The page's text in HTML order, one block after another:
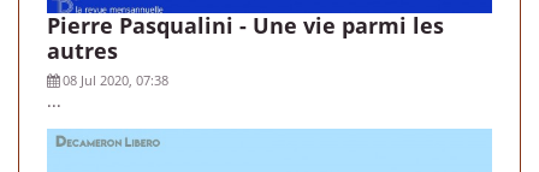
Pierre Pasqualini - Une vie parmi les
autres
08 Jul 2020, 07:38
...